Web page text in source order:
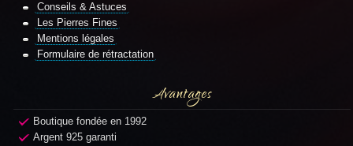
Conseils & Astuces
Les Pierres Fines
Mentions légales
Formulaire de rétractation
Avantages
Boutique fondée en 1992
Argent 925 garanti